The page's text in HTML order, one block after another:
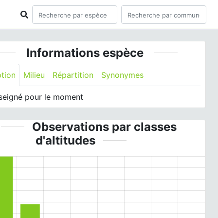
Informations espèce
Milieu Répartition Synonymes
pour le moment
Observations par classes
d'altitudes